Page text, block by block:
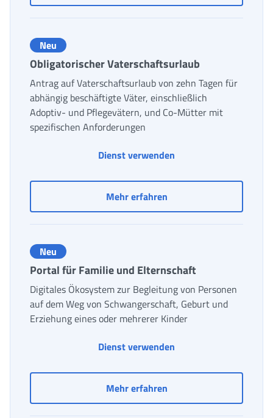
Neu
Obligatorischer Vaterschaftsurlaub
Antrag auf Vaterschaftsurlaub von zehn Tagen für
abhängig beschäftigte Väter, einschließlich
Adoptiv- und Pflegevätern, und Co-Mütter mit
spezifischen Anforderungen
Dienst verwenden
Mehr erfahrenObligatorischer
Neu
Portal für Familie und Elternschaft
Digitales Ökosystem zur Begleitung von Personen
auf dem Weg von Schwangerschaft, Geburt und
Erziehung eines oder mehrerer Kinder
Dienst verwenden
Mehr erfahrenPortal für Familie und